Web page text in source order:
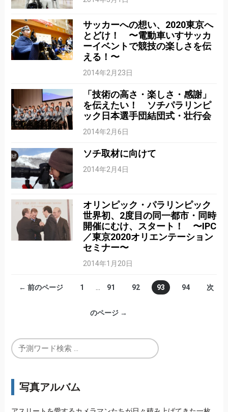
サッカーへの想い、2020東京へ
とどけ！ 〜電動車いすサッカ
ーイベントで競技の楽しさを伝
える！〜
2014年2月23日
「技術の高さ・楽しさ・感謝」
を伝えたい！ ソチパラリンピ
ック日本選手団結団式・壮行会
2014年2月6日
ソチ取材に向けて
2014年2月4日
オリンピック・パラリンピック
世界初、2度目の同一都市・同時
開催にむけ、スタート！ 〜IPC
／東京2020オリエンテーション
セミナー〜
2014年1月20日
← 前のページ 1 … 91 92 93 94 次
のページ →
写真アルバム